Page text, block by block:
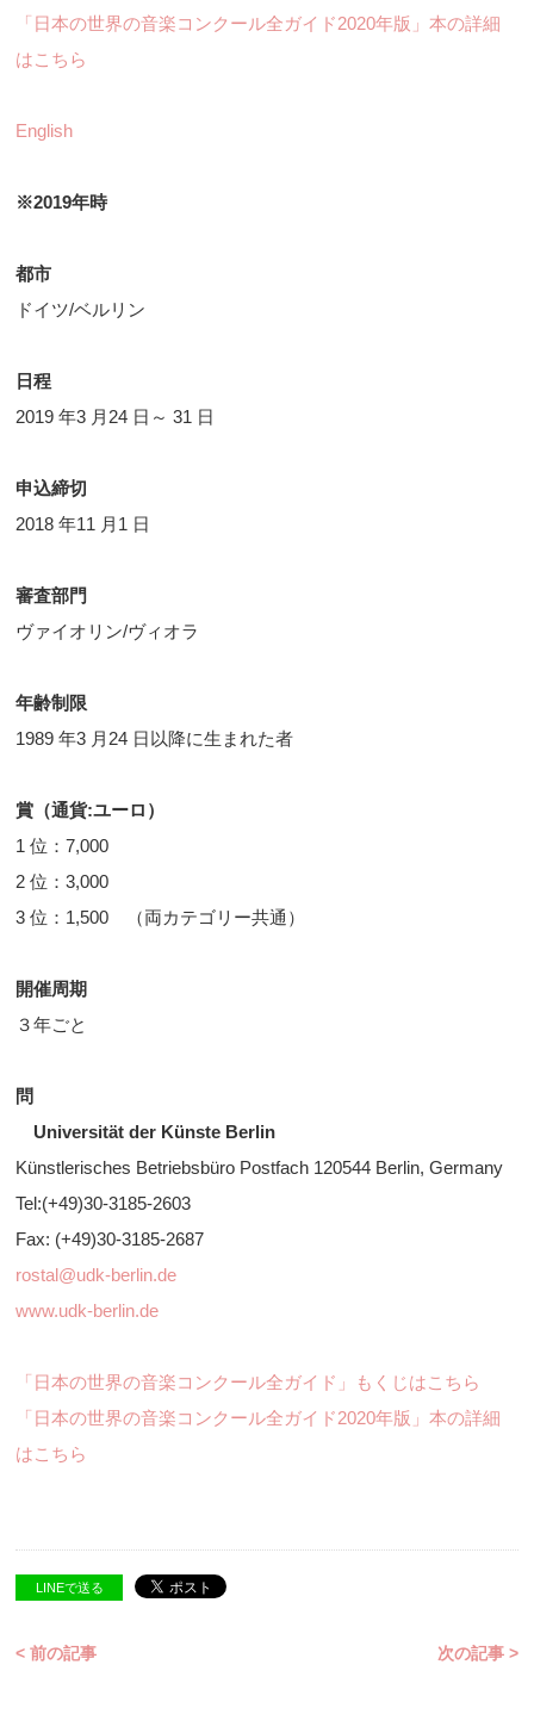
「日本の世界の音楽コンクール全ガイド2020年版」本の詳細
はこちら
English
※2019年時
都市
ドイツ/ベルリン
日程
2019 年3 月24 日～ 31 日
申込締切
2018 年11 月1 日
審査部門
ヴァイオリン/ヴィオラ
年齢制限
1989 年3 月24 日以降に生まれた者
賞（通貨:ユーロ ）
1 位：7,000
2 位：3,000
3 位：1,500 （両カテゴリー共通）
開催周期
３年ごと
問
Universität der Künste Berlin
Künstlerisches Betriebsbüro Postfach 120544 Berlin, Germany
Tel:(+49)30-3185-2603
Fax: (+49)30-3185-2687
rostal@udk-berlin.de
www.udk-berlin.de
「日本の世界の音楽コンクール全ガイド」もくじはこちら
「日本の世界の音楽コンクール全ガイド2020年版」本の詳細
はこちら
LINEで送る
< 前の記事 次の記事 >